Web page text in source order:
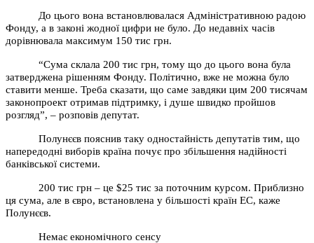
До цього вона встановлювалася Адміністративною радою
Фонду, а в законі жодної цифри не було. До недавніх часів
дорівнювала максимум 150 тис грн.
“Сума склала 200 тис грн, тому що до цього вона була
затверджена рішенням Фонду. Політично, вже не можна було
ставити менше. Треба сказати, що саме завдяки цим 200 тисячам
законопроект отримав підтримку, і душе швидко пройшов
розгляд”, – розповів депутат.
Полунєєв пояснив таку одностайність депутатів тим, що
напередодні виборів країна почує про збільшення надійності
банківської системи.
200 тис грн – це $25 тис за поточним курсом. Приблизно
ця сума, але в євро, встановлена у більшості країн ЕС, каже
Полунєєв.
Немає економічного сенсу